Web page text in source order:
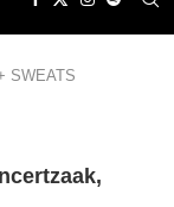
SWEATS